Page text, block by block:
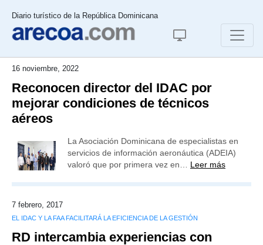
Diario turístico de la República Dominicana
16 noviembre, 2022
Reconocen director del IDAC por
mejorar condiciones de técnicos
aéreos
La Asociación Dominicana de especialistas en
servicios de información aeronáutica (ADEIA)
valoró que por primera vez en… Leer más
7 febrero, 2017
EL IDAC Y LA FAA FACILITARÁ LA EFICIENCIA DE LA GESTIÓN
RD intercambia experiencias con